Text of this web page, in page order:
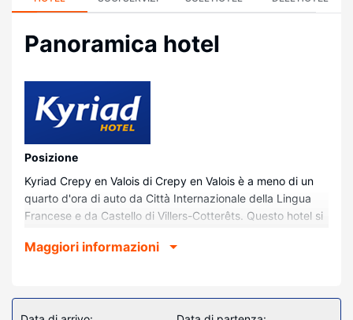
Panoramica hotel
Posizione
Kyriad Crepy en Valois di Crepy en Valois è a meno di un
quarto d'ora di auto da Città Internazionale della Lingua
Francese e da Castello di Villers-Cotterêts. Questo hotel si
d'Europe.
Rilassati in una delle 67 camere della struttura, complete di
aria condizionata e TV a schermo piatto. Il Wi-Fi gratuito ti
Maggiori informazioni